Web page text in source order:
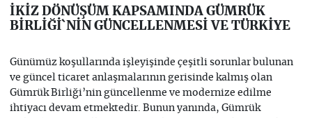
İKİZ DÖNÜŞÜM KAPSAMINDA GÜMRÜK
BİRLİĞİ`NİN GÜNCELLENMESİ VE TÜRKİYE
Günümüz koşullarında işleyişinde çeşitli sorunlar bulunan
ve güncel ticaret anlaşmalarının gerisinde kalmış olan
Gümrük Birliği’nin güncellenme ve modernize edilme
ihtiyacı devam etmektedir. Bunun yanında, Gümrük